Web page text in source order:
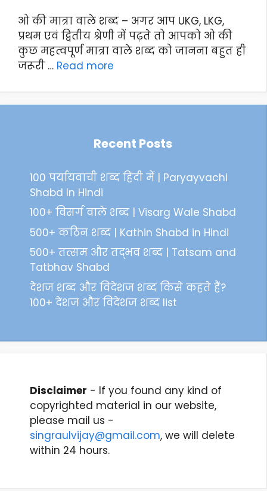
ओ की मात्रा वाले शब्द – अगर आप UKG, LKG,
प्रथम एवं द्वितीय श्रेणी में पढ़ते तो आपको ओ की
कुछ महत्वपूर्ण मात्रा वाले शब्द को जानना बहुत ही
जरूरी … Read more
Recent Posts
100 पर्यायवाची शब्द हिंदी में | Paryayvachi
Shabd In Hindi
100+ विसर्ग वाले शब्द | Visarg Wale Shabd
500+ कठिन शब्द | Kathin Shabd in Hindi
500+ तत्सम और तद्भव शब्द | Tatsam and
Tatbhav Shabd
देशज शब्द और विदेशज शब्द किसे कहते हैं?
100+ देशज और विदेशज शब्द list
Disclaimer - If you found any kind of
copyrighted material in our website,
please mail us -
singraulvijay@gmail.com, we will delete
within 24 hours.